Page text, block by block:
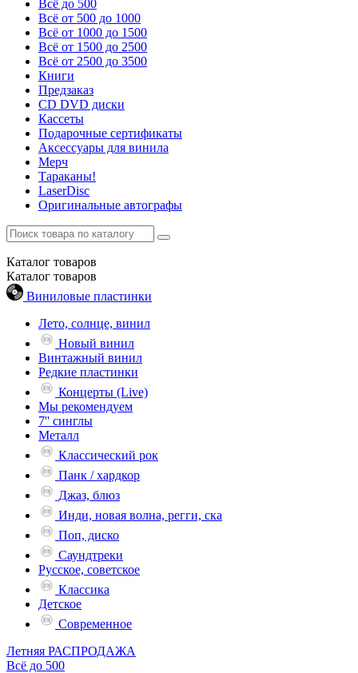
Всё до 500
Всё от 500 до 1000
Всё от 1000 до 1500
Всё от 1500 до 2500
Всё от 2500 до 3500
Книги
Предзаказ
CD DVD диски
Кассеты
Подарочные сертификаты
Аксессуары для винила
Мерч
Тараканы!
LaserDisc
Оригинальные автографы
Каталог товаров
Каталог товаров
Виниловые пластинки
Лето, солнце, винил
Новый винил
Винтажный винил
Редкие пластинки
Концерты (Live)
Мы рекомендуем
7'' синглы
Металл
Классический рок
Панк / хардкор
Джаз, блюз
Инди, новая волна, регги, ска
Поп, диско
Саундтреки
Русское, советское
Классика
Детское
Современное
Летняя РАСПРОДАЖА
Всё до 500